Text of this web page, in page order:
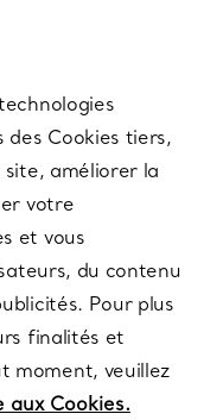
des Cookies tiers,
site, améliorer la
votre
et vous
du contenu
Pour plus
finalités et
moment, veuillez
aux Cookies.